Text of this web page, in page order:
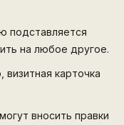
подставляется
на любое другое.
карточка
вносить правки